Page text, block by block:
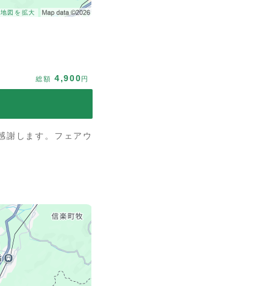
地図を拡大
総額 4,900円
謝します。フェアウ